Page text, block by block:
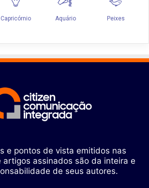
e pontos de vista emitidos nas
artigos assinados são da inteira e
de seus autores.